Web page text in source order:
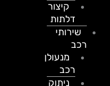
קיצור
דלתות
שירותי
מנעולן
ניתוק